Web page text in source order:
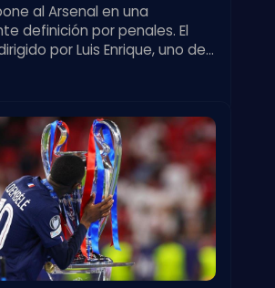
al Arsenal en una
definición por penales. El
por Luis Enrique, uno de
Champions League.